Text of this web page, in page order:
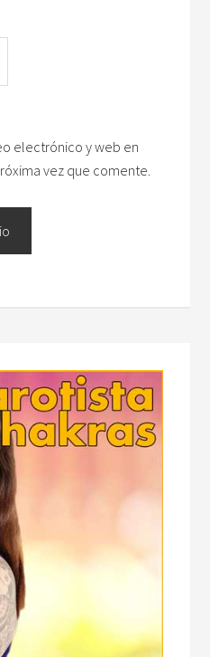
electrónico y web en
vez que comente.